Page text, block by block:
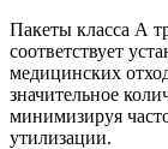
Пакеты класса А
соответствует
медицинских
значительное
минимизируя
утилизации.